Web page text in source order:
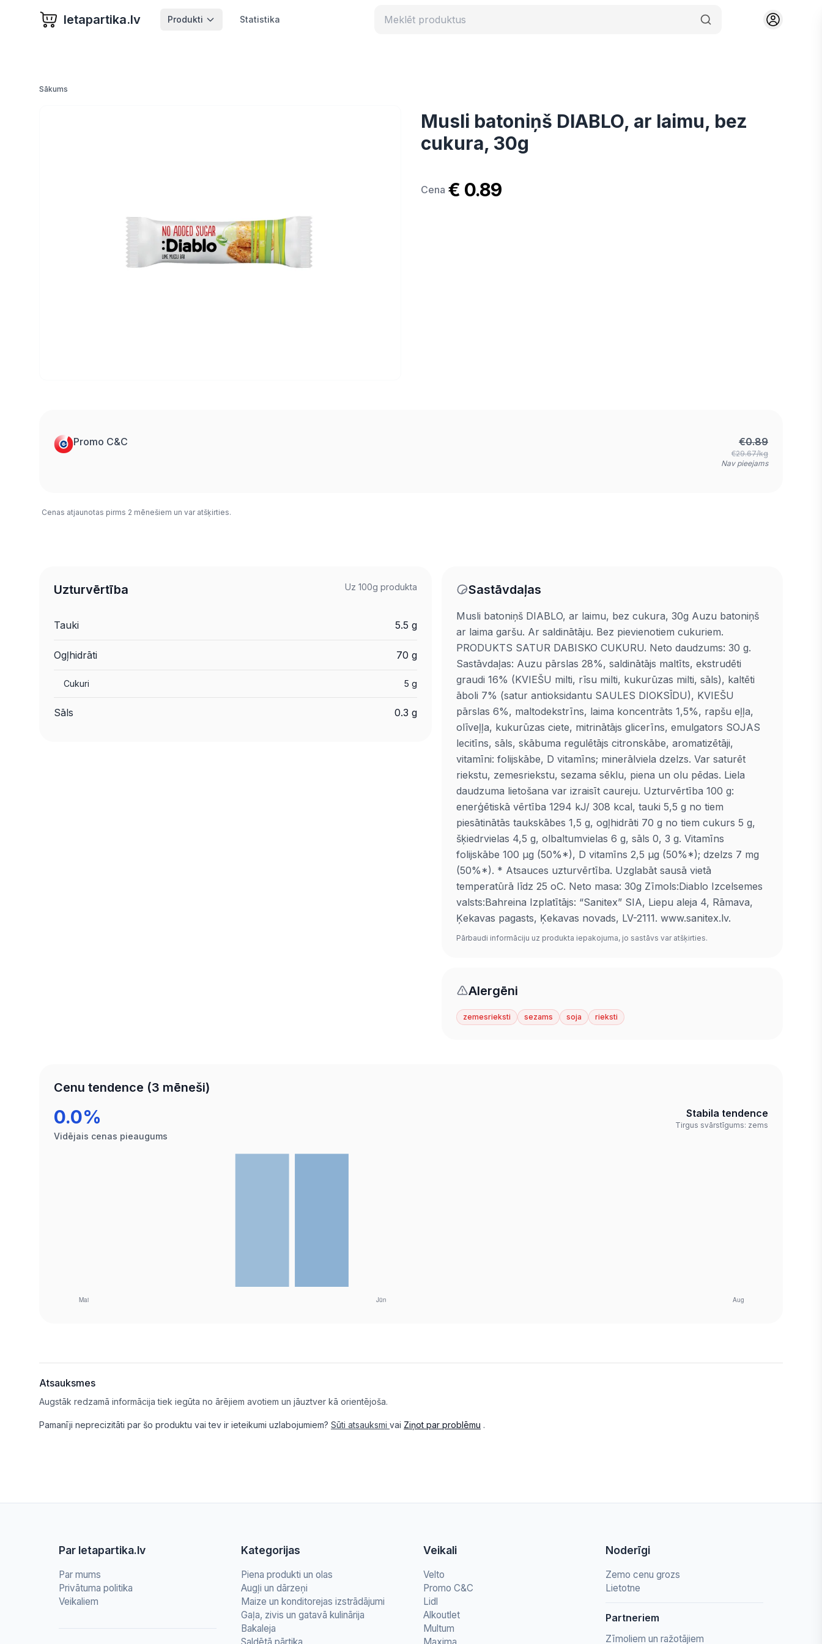
letapartika.lv Produkti Statistika
Sākums
Musli batoniņš DIABLO, ar laimu, bez
cukura, 30g
Cena € 0.89
Promo C&C €0.89
€29.67/kg
Nav pieejams
Cenas atjaunotas pirms 2 mēnešiem un var atšķirties.
Uzturvērtība Uz 100g produkta
Tauki 5.5 g
Ogļhidrāti 70 g
Cukuri 5 g
Sāls 0.3 g
Sastāvdaļas
Musli batoniņš DIABLO, ar laimu, bez cukura, 30g Auzu batoniņš
ar laima garšu. Ar saldinātāju. Bez pievienotiem cukuriem.
PRODUKTS SATUR DABISKO CUKURU. Neto daudzums: 30 g.
Sastāvdaļas: Auzu pārslas 28%, saldinātājs maltīts, ekstrudēti
graudi 16% (KVIEŠU milti, rīsu milti, kukurūzas milti, sāls), kaltēti
āboli 7% (satur antioksidantu SAULES DIOKSĪDU), KVIEŠU
pārslas 6%, maltodekstrīns, laima koncentrāts 1,5%, rapšu eļļa,
olīveļļa, kukurūzas ciete, mitrinātājs glicerīns, emulgators SOJAS
lecitīns, sāls, skābuma regulētājs citronskābe, aromatizētāji,
vitamīni: folijskābe, D vitamīns; minerālviela dzelzs. Var saturēt
riekstu, zemesriekstu, sezama sēklu, piena un olu pēdas. Liela
daudzuma lietošana var izraisīt caureju. Uzturvērtība 100 g:
enerģētiskā vērtība 1294 kJ/ 308 kcal, tauki 5,5 g no tiem
piesātinātās taukskābes 1,5 g, ogļhidrāti 70 g no tiem cukurs 5 g,
šķiedrvielas 4,5 g, olbaltumvielas 6 g, sāls 0, 3 g. Vitamīns
folijskābe 100 µg (50%*), D vitamīns 2,5 µg (50%*); dzelzs 7 mg
(50%*). * Atsauces uzturvērtība. Uzglabāt sausā vietā
temperatūrā līdz 25 oC. Neto masa: 30g Zīmols:Diablo Izcelsemes
valsts:Bahreina Izplatītājs: “Sanitex” SIA, Liepu aleja 4, Rāmava,
Ķekavas pagasts, Ķekavas novads, LV-2111. www.sanitex.lv.
Pārbaudi informāciju uz produkta iepakojuma, jo sastāvs var atšķirties.
Alergēni
zemesrieksti sezams soja rieksti
Cenu tendence (3 mēneši)
0.0%
Vidējais cenas pieaugums
Stabila tendence
Tirgus svārstīgums: zems
Atsauksmes
Augstāk redzamā informācija tiek iegūta no ārējiem avotiem un jāuztver kā orientējoša.
Pamanīji neprecizitāti par šo produktu vai tev ir ieteikumi uzlabojumiem? Sūti atsauksmi vai Ziņot par problēmu .
Par letapartika.lv
Par mums
Privātuma politika
Veikaliem
Kategorijas
Piena produkti un olas
Augļi un dārzeņi
Maize un konditorejas izstrādājumi
Gaļa, zivis un gatavā kulinārija
Bakaleja
Veikali
Velto
Promo C&C
Lidl
Alkoutlet
Multum
Noderīgi
Zemo cenu grozs
Lietotne
Partneriem
Zīmoliem un ražotājiem